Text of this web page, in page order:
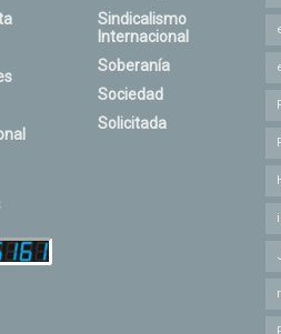
Sindicalismo
Internacional
Soberanía
Sociedad
Solicitada